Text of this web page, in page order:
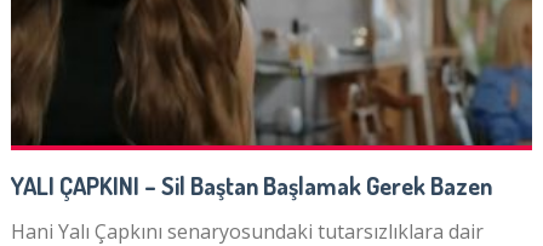
YALI ÇAPKINI – Sil Baştan Başlamak Gerek Bazen
Hani Yalı Çapkını senaryosundaki tutarsızlıklara dair